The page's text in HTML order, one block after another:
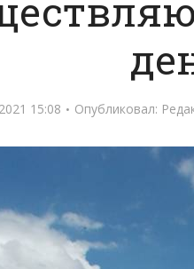
15:08 Опубликовал: